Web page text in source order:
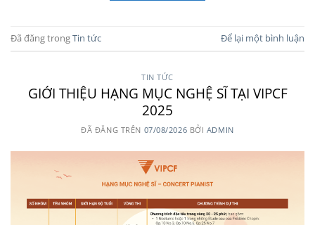
Đã đăng trongTin tức Để lại một bình luận
TIN TỨC
GIỚI THIỆU HẠNG MỤC NGHỆ SĨ TẠI VIPCF
2025
ĐÃ ĐĂNG TRÊN 07/08/2026 BỞI ADMIN